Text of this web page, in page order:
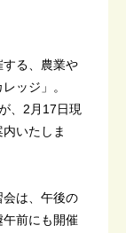
る、農業や
ッジ」。
、2月17日現
いたしま
会は、午後の
前にも開催